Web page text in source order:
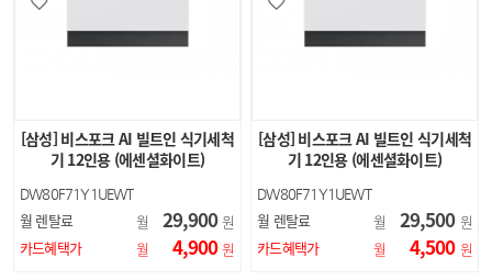
[삼성] 비스포크 AI 빌트인 식기세척
기 12인용 (에센셜화이트)
DW80F71Y1UEWT
월 렌탈료 월 29,900 원
카드혜택가
월 4,900 원
[삼성] 비스포크 AI 빌트인 식기세척
기 12인용 (에센셜화이트)
DW80F71Y1UEWT
월 렌탈료 월 29,500 원
카드혜택가
월 4,500 원